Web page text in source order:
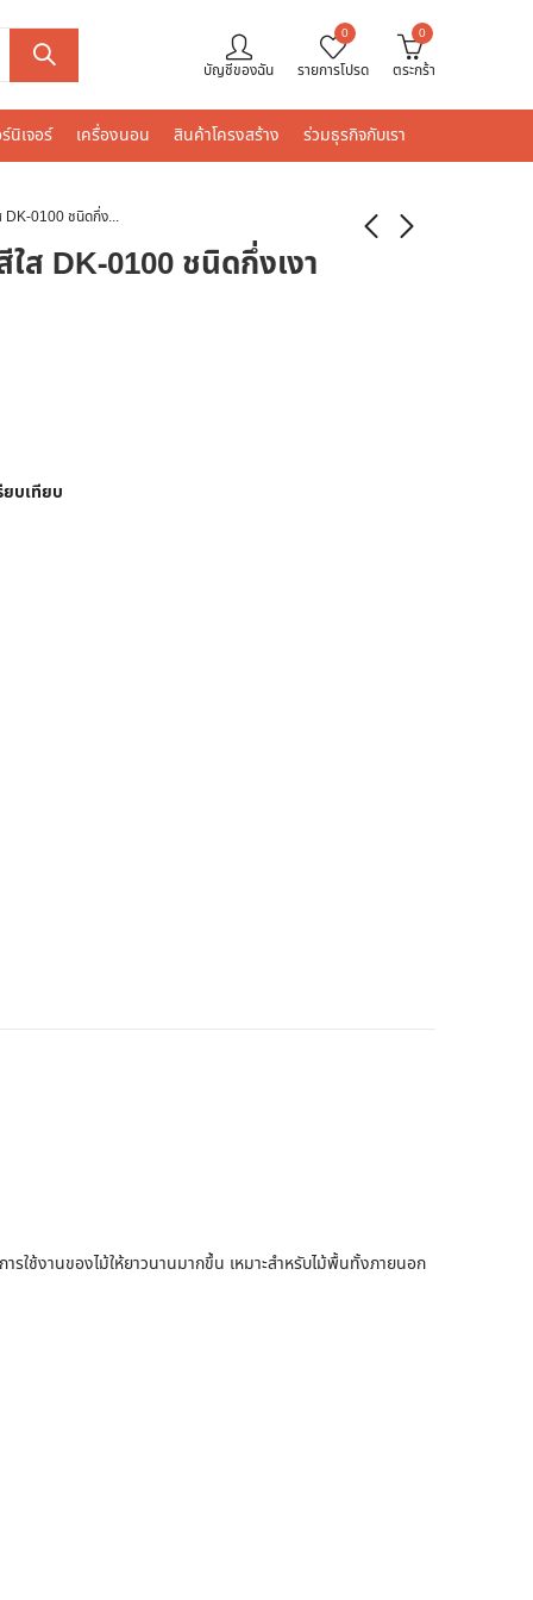
บัญชีของฉัน
0
รายการโปรด
0
ตระกร้า
นิเจอร์ เครื่องนอน สินค้าโครงสร้าง ร่วมธุรกิจกับเรา
RTB สีย้อมไม้พื้น สีใส DK-0100 ชนิดกึ่งเงา 1 Gal
ส DK-0100 ชนิดกึ่งเงา
ยบเทียบ
ใช้งานของไม้ให้ยาวนานมากขึ้น เหมาะสำหรับไม้พื้นทั้งภายนอก